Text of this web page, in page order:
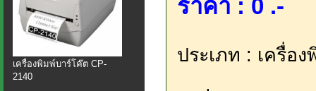
เครื่องพิมพ์บาร์โค๊ต CP-
2140
ราคา : 0 .-
ประเภท : เครื่อ